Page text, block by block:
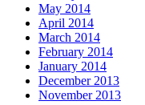
May 2014
April 2014
March 2014
February 2014
January 2014
December 2013
November 2013